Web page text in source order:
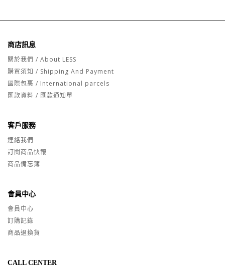
商店訊息
關於我們 / About LESS
購買須知 / Shipping And Payment
國際包裹 / International parcels
匯款資料 / 匯款通知單
客戶服務
連絡我們
訂閱商品快報
商品備忘簿
會員中心
會員中心
訂購記錄
商品退換貨
CALL CENTER